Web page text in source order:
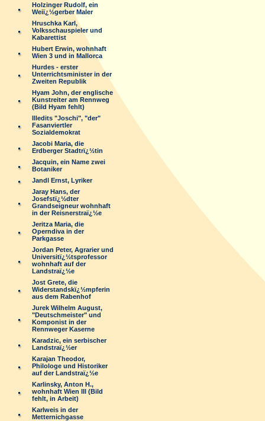
Holzinger Rudolf, ein
Weiï¿½gerber Maler
Hruschka Karl,
Volksschauspieler und
Kabarettist
Hubert Erwin, wohnhaft
Wien 3 und in Mallorca
Hurdes - erster
Unterrichtsminister in der
Zweiten Republik
Hyam John, der englische
Kunstreiter am Rennweg
(Bild Hyam fehlt)
Illedits "Joschi", "der"
Fasanviertler
Sozialdemokrat
Jacobi Maria, die
Erdberger Stadtrï¿½tin
Jacquin, ein Name zwei
Botaniker
Jandl Ernst, Lyriker
Jaray Hans, der
Josefstï¿½dter
Grandseigneur wohnhaft
in der Reisnerstraï¿½e
Jeritza Maria, die
Operndiva in der
Parkgasse
Jordan Peter, Agrarier und
Universitï¿½tsprofessor
wohnhaft auf der
Landstraï¿½e
Jost Grete, die
Widerstandskï¿½mpferin
aus dem Rabenhof
Jurek Wilhelm August,
"Deutschmeister" und
Komponist in der
Rennweger Kaserne
Karadzic, ein serbischer
Landstraï¿½er
Karajan Theodor,
Philologe und Historiker
auf der Landstraï¿½e
Karlinsky, Anton H.,
wohnhaft Wien III (Bild
fehlt, in Arbeit)
Karlweis in der
Metternichgasse